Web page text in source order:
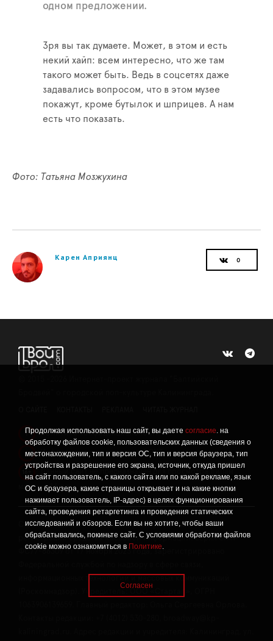
Продолжая использовать наш сайт, вы даете согласие. на
обработку файлов cookie, пользовательских данных (сведения о
местонахождении, тип и версия ОС, тип и версия браузера, тип
устройства и разрешение его экрана, источник, откуда пришел
на сайт пользователь, с какого сайта или по какой рекламе, язык
ОС и браузера, какие страницы открывает и на какие кнопки
нажимает пользователь, IP-адрес) в целях функционирования
сайта, проведения ретаргетинга и проведения статических
исследований и обзоров. Если вы не хотите, чтобы ваши
обрабатывались, покиньте сайт. С условиями обработки файлов
cookie можно ознакомиться в Политике.
Согласен
одном предложении.
Зря вы так думаете. Может, в этом и есть
некий хайп: всем интересно, что же там
такого может быть. Ведь в соцсетях даже
задавались вопросом, что в этом музее
покажут, кроме бутылок и шприцев. А нам
есть что показать.
Фото: Татьяна Мозжухина
Карен Априянц
! Политика конфиденциальности
! Информация о проведении СОУТ
Данный сайт не предназначен для просмотра лицам
младше 16 лет.
Сетевое издание «Твой Бро», реестровая запись о
регистрации средства массовой информации: серия Эл №
ФС77-86309 от 17 ноября 2023 года, зарегистрировано